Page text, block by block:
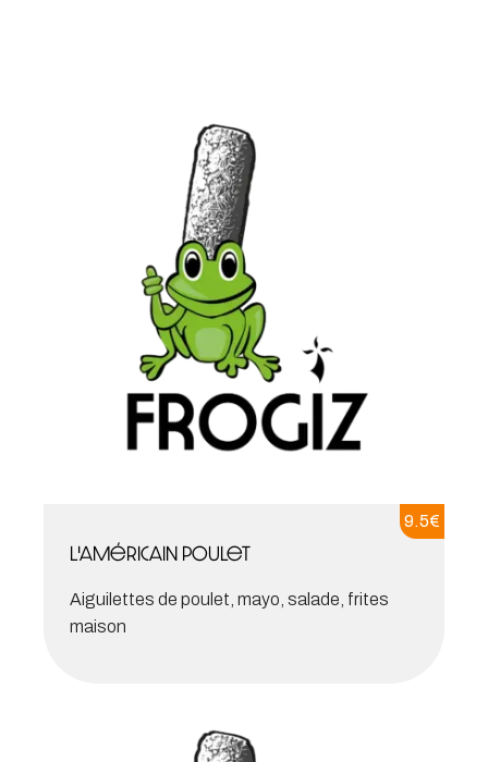
9.5€
L'américain poulet
Aiguilettes de poulet, mayo, salade, frites
maison